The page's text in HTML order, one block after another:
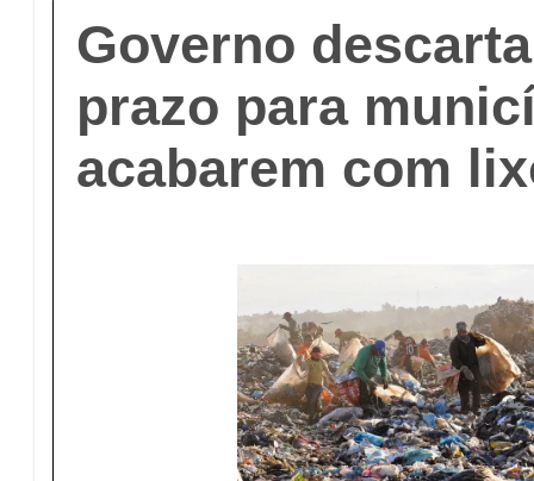
Governo
prazo para
acabarem com